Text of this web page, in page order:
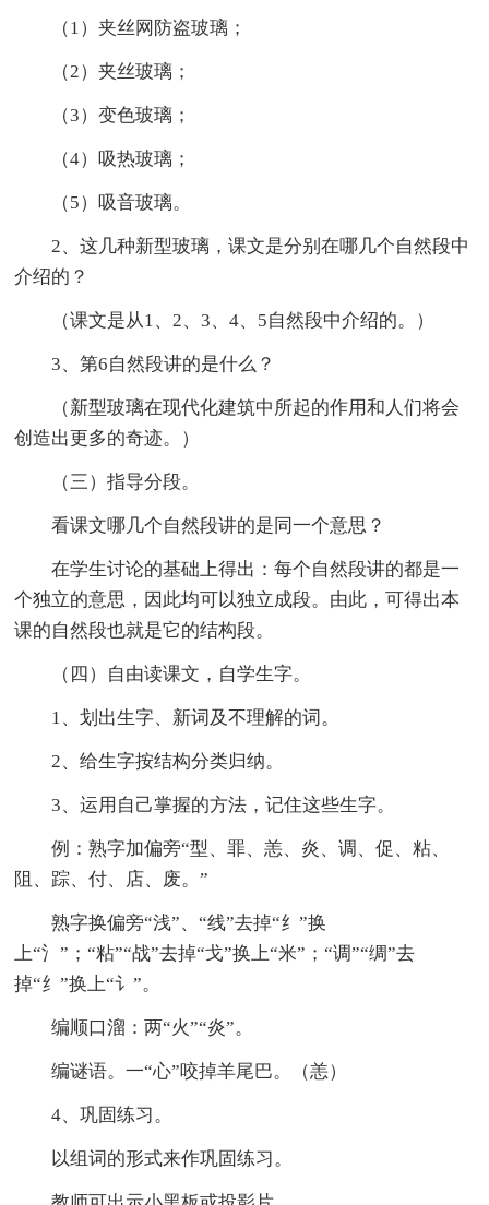
（1）夹丝网防盗玻璃；
（2）夹丝玻璃；
（3）变色玻璃；
（4）吸热玻璃；
（5）吸音玻璃。
2、这几种新型玻璃，课文是分别在哪几个自然段中
介绍的？
（课文是从1、2、3、4、5自然段中介绍的。）
3、第6自然段讲的是什么？
（新型玻璃在现代化建筑中所起的作用和人们将会
创造出更多的奇迹。）
（三）指导分段。
看课文哪几个自然段讲的是同一个意思？
在学生讨论的基础上得出：每个自然段讲的都是一
个独立的意思，因此均可以独立成段。由此，可得出本
课的自然段也就是它的结构段。
（四）自由读课文，自学生字。
1、划出生字、新词及不理解的词。
2、给生字按结构分类归纳。
3、运用自己掌握的方法，记住这些生字。
例：熟字加偏旁“型、罪、恙、炎、调、促、粘、
阻、踪、付、店、废。”
熟字换偏旁“浅”、“线”去掉“纟”换
上“氵”；“粘”“战”去掉“戈”换上“米”；“调”“绸”去
掉“纟”换上“讠”。
编顺口溜：两“火”“炎”。
编谜语。一“心”咬掉羊尾巴。（恙）
4、巩固练习。
以组词的形式来作巩固练习。